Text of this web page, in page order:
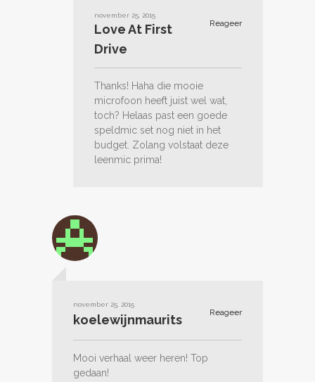
november 25, 2015
Reageer
Love At First
Drive
Thanks! Haha die mooie
microfoon heeft juist wel wat,
toch? Helaas past een goede
speldmic set nog niet in het
budget. Zolang volstaat deze
leenmic prima!
november 25, 2015
Reageer
koelewijnmaurits
Mooi verhaal weer heren! Top
gedaan!